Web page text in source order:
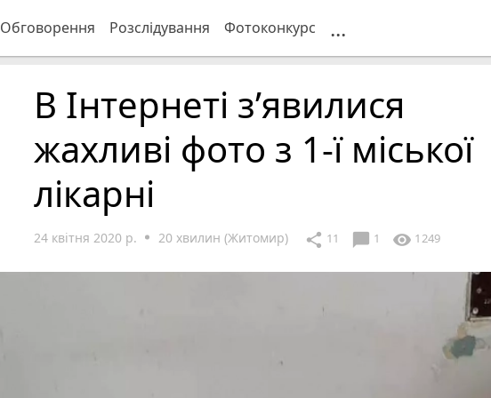
Обговорення Розслідування Фотоконкурс ...
В Інтернеті з’явилися
жахливі фото з 1-ї міської
лікарні
24 квітня 2020 р. 20 хвилин (Житомир) share 11 chat_bubble 1 visibility 1249